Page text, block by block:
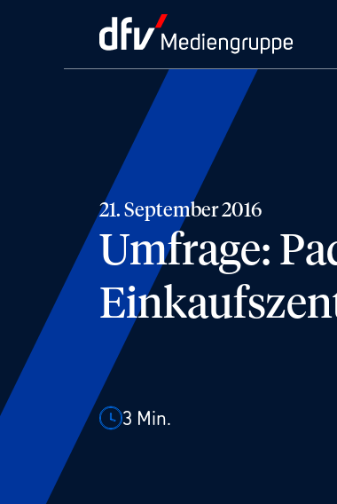
21. September 2016
Umfrage:
3 Min.